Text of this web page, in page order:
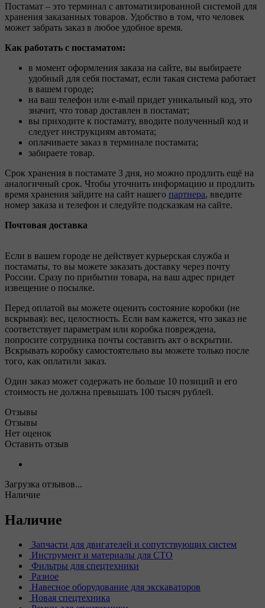
Постамат – это терминал с автоматизированной системой для
хранения заказанных товаров. Удобство в том, что человек
может забрать заказ в любое удобное время.
Как работать с постаматом:
в момент оформления заказа на сайте, вы выбираете
удобный для себя постамат, если такая система работает
в вашем городе;
на ваш телефон или e-mail придет уникальный код, это
значит, что товар доставлен в постамат;
вы приходите к постамату, вводите полученный код и
следует инструкциям автомата;
оплачиваете заказ в терминале постамата;
забираете товар.
Срок хранения в постамате 3 дня, но можно продлить ещё на
аналогичный срок. Чтобы уточнить информацию и продлить
время хранения зайдите на сайт нашего партнера, введите
номер заказа и телефон и следуйте подсказкам на сайте.
Почтовая доставка
Если в вашем городе не действует курьерская служба и
постаматы, то вы можете заказать доставку через почту
России. Сразу по прибытии товара, на ваш адрес придет
извещение о посылке.
Перед оплатой вы можете оценить состояние коробки (не
вскрывая): вес, целостность. Если вам кажется, что заказ не
соответствует параметрам или коробка повреждена,
попросите сотрудника почты составить акт о вскрытии.
Вскрывать коробку самостоятельно вы можете только после
того, как оплатили заказ.
Один заказ может содержать не больше 10 позиций и его
стоимость не должна превышать 100 тысяч рублей.
Отзывы
Отзывы
Нет оценок
Оставить отзыв
Загрузка отзывов...
Наличие
Наличие
Запчасти для двигателей и сопутствующих систем
Инструмент и материалы для СТО
Фильтры для спецтехники
Разное
Навесное оборудование для экскаваторов
Новая спецтехника